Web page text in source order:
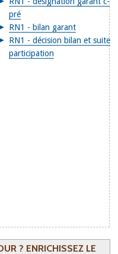
pré
RN1 - bilan garant
RN1 - décision bilan et suite
participation
? ENRICHISSEZ LE